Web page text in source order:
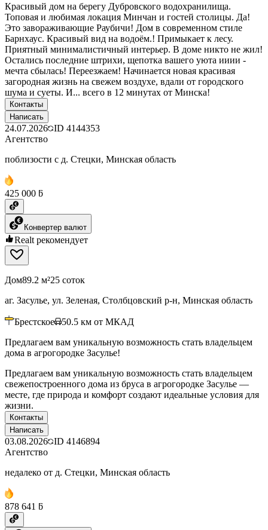
Красивый дом на берегу Дубровского водохранилища.
Топовая и любимая локация Минчан и гостей столицы. Да!
Это завораживающие Раубичи! Дом в современном стиле
Барнхаус. Красивый вид на водоём.! Примыкает к лесу.
Приятный минималистичный интерьер. В доме никто не жил!
Остались последние штрихи, щепотка вашего уюта ииии -
мечта сбылась! Переезжаем! Начинается новая красивая
загородная жизнь на свежем воздухе, вдали от городского
шума и суеты. И... всего в 12 минутах от Минска!
Контакты
Написать
24.07.2026 ID 4144353
Агентство
поблизости с д. Стецки, Минская область
425 000 ƃ
Конвертер валют
Realt рекомендует
Дом89.2 м²25 соток
аг. Засулье, ул. Зеленая, Столбцовский р-н, Минская область
Брестское 50.5 км от МКАД
Предлагаем вам уникальную возможность стать владельцем
дома в агрогородке Засулье!
Предлагаем вам уникальную возможность стать владельцем
свежепостроенного дома из бруса в агрогородке Засулье —
месте, где природа и комфорт создают идеальные условия для
жизни.
Контакты
Написать
03.08.2026 ID 4146894
Агентство
недалеко от д. Стецки, Минская область
878 641 ƃ